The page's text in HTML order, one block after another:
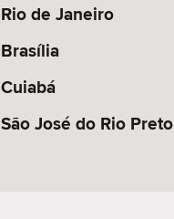
Rio de Janeiro
Brasília
Cuiabá
São José do Rio Preto